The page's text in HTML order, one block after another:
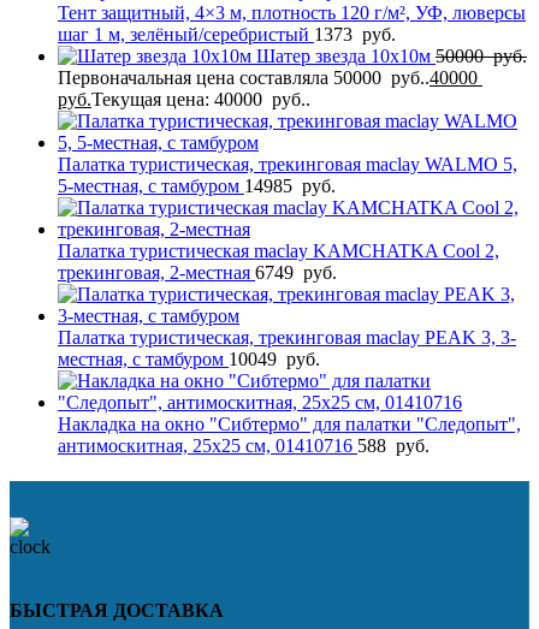
Тент защитный, 4×3 м, плотность 120 г/м², УФ, люверсы
шаг 1 м, зелёный/серебристый 1373 руб.
Шатер звезда 10х10м 50000руб.
Первоначальная цена составляла 50000 руб..40000
руб.Текущая цена: 40000 руб..
Палатка туристическая, трекинговая maclay WALMO 5,
5-местная, с тамбуром 14985 руб.
Палатка туристическая maclay KAMCHATKA Сool 2,
трекинговая, 2-местная 6749 руб.
Палатка туристическая, трекинговая maclay PEAK 3, 3-
местная, с тамбуром 10049 руб.
Накладка на окно "Сибтермо" для палатки "Следопыт",
антимоскитная, 25х25 см, 01410716 588 руб.
БЫСТРАЯ ДОСТАВКА